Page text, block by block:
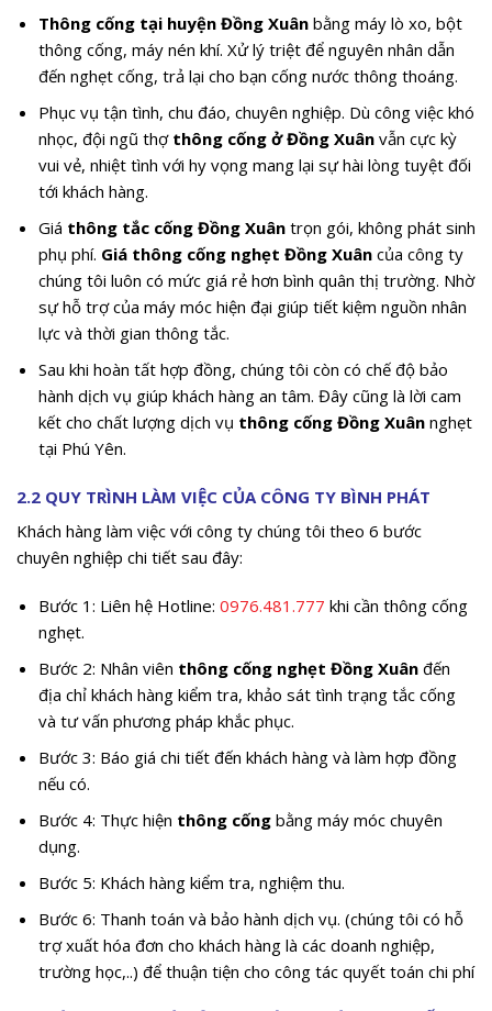
Thông cống tại huyện Đồng Xuânbằng máy lò xo, bột
thông cống, máy nén khí. Xử lý triệt để nguyên nhân dẫn
đến nghẹt cống, trả lại cho bạn cống nước thông thoáng.
Phục vụ tận tình, chu đáo, chuyên nghiệp. Dù công việc khó
nhọc, đội ngũ thợthông cống ở Đồng Xuânvẫn cực kỳ
vui vẻ, nhiệt tình với hy vọng mang lại sự hài lòng tuyệt đối
tới khách hàng.
Giá thông tắc cống Đồng Xuântrọn gói, không phát sinh
phụ phí. Giá thông cống nghẹt Đồng Xuân của công ty
chúng tôi luôn có mức giá rẻ hơn bình quân thị trường. Nhờ
sự hỗ trợ của máy móc hiện đại giúp tiết kiệm nguồn nhân
lực và thời gian thông tắc.
Sau khi hoàn tất hợp đồng, chúng tôi còn có chế độ bảo
hành dịch vụ giúp khách hàng an tâm. Đây cũng là lời cam
kết cho chất lượng dịch vụ thông cống Đồng Xuânnghẹt
tại Phú Yên.
2.2 QUY TRÌNH LÀM VIỆC CỦA CÔNG TY BÌNH PHÁT
Khách hàng làm việc với công ty chúng tôi theo 6 bước
chuyên nghiệp chi tiết sau đây:
Bước 1: Liên hệ Hotline: 0976.481.777 khi cần thông cống
nghẹt.
Bước 2: Nhân viên thông cống nghẹt Đồng Xuânđến
địa chỉ khách hàng kiểm tra, khảo sát tình trạng tắc cống
và tư vấn phương pháp khắc phục.
Bước 3: Báo giá chi tiết đến khách hàng và làm hợp đồng
nếu có.
Bước 4: Thực hiện thông cốngbằng máy móc chuyên
dụng.
Bước 5: Khách hàng kiểm tra, nghiệm thu.
Bước 6: Thanh toán và bảo hành dịch vụ. (chúng tôi có hỗ
trợ xuất hóa đơn cho khách hàng là các doanh nghiệp,
trường học,..) để thuận tiện cho công tác quyết toán chi phí